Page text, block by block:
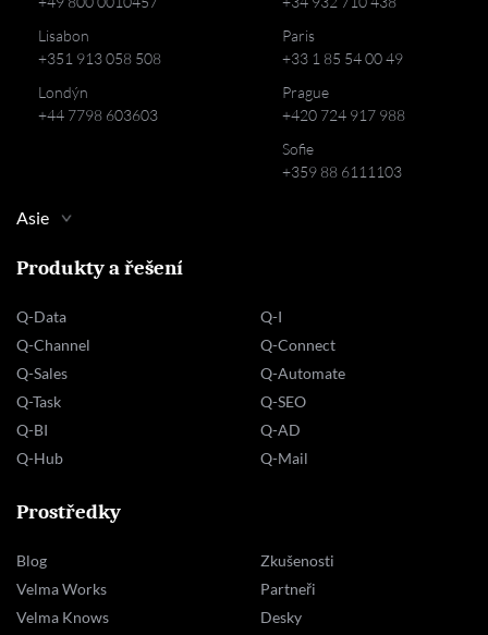
Lisabon
+351 913 058 508
Londýn
+44 7798 603603
Paris
+33 1 85 54 00 49
Prague
+420 724 917 988
Sofie
+359 88 6111103
Asie
Produkty a řešení
Q-Data
Q-Channel
Q-Sales
Q-Task
Q-BI
Q-Hub
Q-I
Q-Connect
Q-Automate
Q-SEO
Q-AD
Q-Mail
Prostředky
Blog
Velma Works
Velma Knows
Zkušenosti
Partneři
Desky